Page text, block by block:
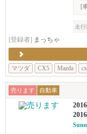
[
走
[登録者] まっちゃ
マツダ
CX5 Mazda
売ります 自動車
D)